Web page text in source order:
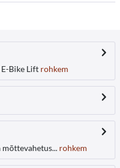
Bike Lift rohkem
rohkem